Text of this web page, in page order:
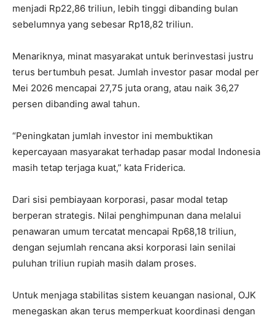
menjadi Rp22,86 triliun, lebih tinggi dibanding bulan
sebelumnya yang sebesar Rp18,82 triliun.
Menariknya, minat masyarakat untuk berinvestasi justru
terus bertumbuh pesat. Jumlah investor pasar modal per
Mei 2026 mencapai 27,75 juta orang, atau naik 36,27
persen dibanding awal tahun.
“Peningkatan jumlah investor ini membuktikan
kepercayaan masyarakat terhadap pasar modal Indonesia
masih tetap terjaga kuat,” kata Friderica.
Dari sisi pembiayaan korporasi, pasar modal tetap
berperan strategis. Nilai penghimpunan dana melalui
penawaran umum tercatat mencapai Rp68,18 triliun,
dengan sejumlah rencana aksi korporasi lain senilai
puluhan triliun rupiah masih dalam proses.
Untuk menjaga stabilitas sistem keuangan nasional, OJK
menegaskan akan terus memperkuat koordinasi dengan